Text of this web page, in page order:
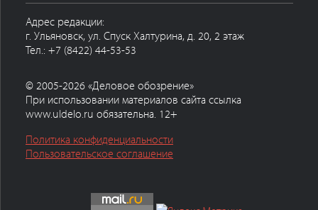
Адрес редакции:
г. Ульяновск, ул. Спуск Халтурина, д. 20, 2 этаж
Тел.: +7 (8422) 44-53-53
© 2005-2026 «Деловое обозрение»
При использовании материалов сайта ссылка
www.uldelo.ru обязательна. 12+
Политика конфиденциальности
Пользовательское соглашение